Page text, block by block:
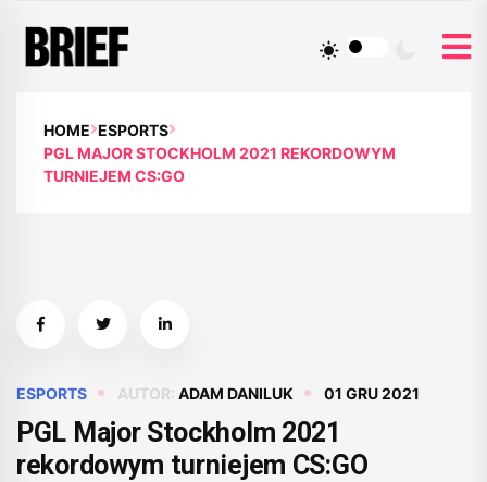
HOME ESPORTS
PGL MAJOR STOCKHOLM 2021 REKORDOWYM
TURNIEJEM CS:GO
ESPORTS AUTOR: ADAM DANILUK 01 GRU 2021
PGL Major Stockholm 2021
rekordowym turniejem CS:GO